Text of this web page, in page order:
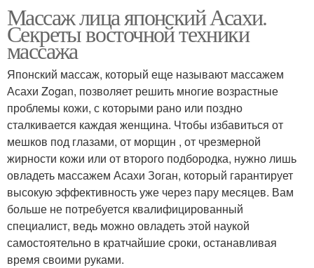
Массаж лица японский Асахи.
Секреты восточной техники
массажа
Японский массаж, который еще называют массажем
Асахи Zogan, позволяет решить многие возрастные
проблемы кожи, с которыми рано или поздно
сталкивается каждая женщина. Чтобы избавиться от
мешков под глазами, от морщин , от чрезмерной
жирности кожи или от второго подбородка, нужно лишь
овладеть массажем Асахи Зоган, который гарантирует
высокую эффективность уже через пару месяцев. Вам
больше не потребуется квалифицированный
специалист, ведь можно овладеть этой наукой
самостоятельно в кратчайшие сроки, останавливая
время своими руками.